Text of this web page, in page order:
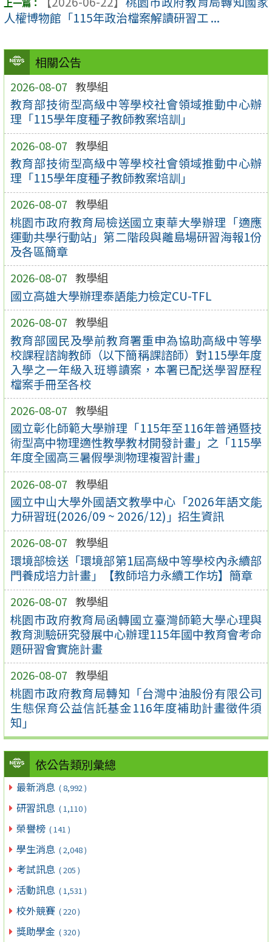
相關公告
2026-08-07 教學組
教育部技術型高級中等學校社會領域推動中心辦
理「115學年度種子教師教案培訓」
2026-08-07 教學組
教育部技術型高級中等學校社會領域推動中心辦
理「115學年度種子教師教案培訓」
2026-08-07 教學組
桃園市政府教育局檢送國立東華大學辦理「適應
運動共學行動站」第二階段與離島場研習海報1份
及各區簡章
2026-08-07 教學組
國立高雄大學辦理泰語能力檢定CU-TFL
2026-08-07 教學組
教育部國民及學前教育署重申為協助高級中等學
校課程諮詢教師（以下簡稱課諮師）對115學年度
入學之一年級入班導讀案，本署已配送學習歷程
檔案手冊至各校
2026-08-07 教學組
國立彰化師範大學辦理「115年至116年普通暨技
術型高中物理適性教學教材開發計畫」之「115學
年度全國高三暑假學測物理複習計畫」
2026-08-07 教學組
國立中山大學外國語文教學中心「2026年語文能
力研習班(2026/09 ~ 2026/12)」招生資訊
2026-08-07 教學組
環境部檢送「環境部第1屆高級中等學校內永續部
門養成培力計畫」【教師培力永續工作坊】簡章
2026-08-07 教學組
桃園市政府教育局函轉國立臺灣師範大學心理與
教育測驗研究發展中心辦理115年國中教育會考命
題研習會實施計畫
2026-08-07 教學組
桃園市政府教育局轉知「台灣中油股份有限公司
生態保育公益信託基金116年度補助計畫徵件須
知」
依公告類別彙總
最新消息 ( 8,992 )
研習訊息 ( 1,110 )
榮譽榜 ( 141 )
學生消息 ( 2,048 )
考試訊息 ( 205 )
活動訊息 ( 1,531 )
校外競賽 ( 220 )
獎助學金 ( 320 )
人權博物館「115年政治檔案解讀研習工 ...